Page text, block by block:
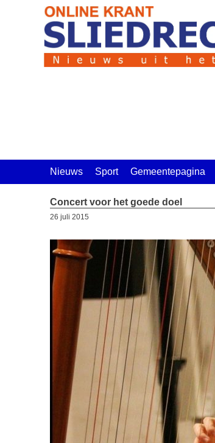
Nieuws Sport Gemeentepagina
Concert voor het goede doel
26 juli 2015